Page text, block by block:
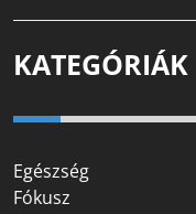
KATEGÓRIÁK
Egészség
Fókusz